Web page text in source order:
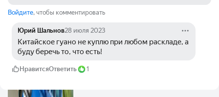
Войдите, чтобы комментировать
Юрий Шальнов28 июля 2023
Китайское гуано не куплю при любом раскладе, а
буду беречь то, что есть!
НравитсяОтветить 1